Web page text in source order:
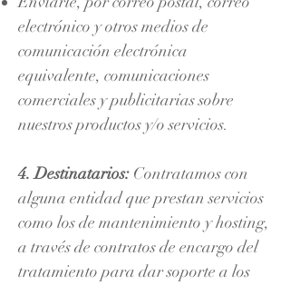
electrónico y otros medios de
comunicación electrónica
equivalente, comunicaciones
comerciales y publicitarias sobre
nuestros productos y/o servicios.
​4.Destinatarios: Contratamos con
alguna entidad que prestan servicios
como los de mantenimiento y hosting,
a través de contratos de encargo del
tratamiento para dar soporte a los